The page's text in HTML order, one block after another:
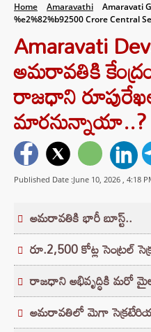
Home Amaravathi
Amaravati
%e2%82%b92500 Crore Central
Amaravati
అమరావతికి
రాజధాని
మారనున్నాయా..?
Published Date :June 10, 2026 , 4:18
అమరావతికి భారీ బూస్ట్..
రూ.2,500 కోట్ల సెంట్రల్
రాజధాని అభివృద్ధికి మరో
అమరావతిలో మెగా